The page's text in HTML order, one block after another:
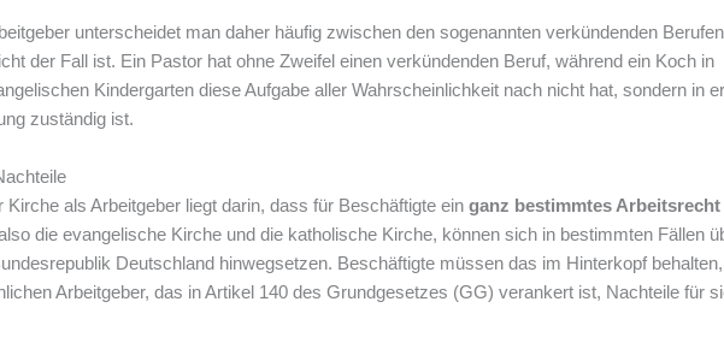
unterscheidet man daher häufig zwischen den sogenannten verkündenden
der Fall ist. Ein Pastor hat ohne Zweifel einen verkündenden Beruf, während ein Koch in
Kindergarten diese Aufgabe aller Wahrscheinlichkeit nach nicht hat, sondern in
zuständig ist.
als Arbeitgeber liegt darin, dass für Beschäftigte ein ganz bestimmtes Arbeitsrecht
die evangelische Kirche und die katholische Kirche, können sich in bestimmten Fällen
Deutschland hinwegsetzen. Beschäftigte müssen das im Hinterkopf
Arbeitgeber, das in Artikel 140 des Grundgesetzes (GG) verankert ist, Nachteile für